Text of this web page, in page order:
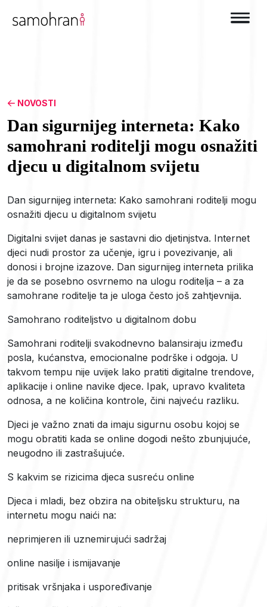
NOVOSTI
Dan sigurnijeg interneta: Kako
samohrani roditelji mogu osnažiti
djecu u digitalnom svijetu
Dan sigurnijeg interneta: Kako samohrani roditelji mogu
osnažiti djecu u digitalnom svijetu
Digitalni svijet danas je sastavni dio djetinjstva. Internet
djeci nudi prostor za učenje, igru i povezivanje, ali
donosi i brojne izazove. Dan sigurnijeg interneta prilika
je da se posebno osvrnemo na ulogu roditelja – a za
samohrane roditelje ta je uloga često još zahtjevnija.
Samohrano roditeljstvo u digitalnom dobu
Samohrani roditelji svakodnevno balansiraju između
posla, kućanstva, emocionalne podrške i odgoja. U
takvom tempu nije uvijek lako pratiti digitalne trendove,
aplikacije i online navike djece. Ipak, upravo kvaliteta
odnosa, a ne količina kontrole, čini najveću razliku.
Djeci je važno znati da imaju sigurnu osobu kojoj se
mogu obratiti kada se online dogodi nešto zbunjujuće,
neugodno ili zastrašujuće.
S kakvim se rizicima djeca susreću online
Djeca i mladi, bez obzira na obiteljsku strukturu, na
internetu mogu naići na:
neprimjeren ili uznemirujući sadržaj
online nasilje i ismijavanje
pritisak vršnjaka i uspoređivanje